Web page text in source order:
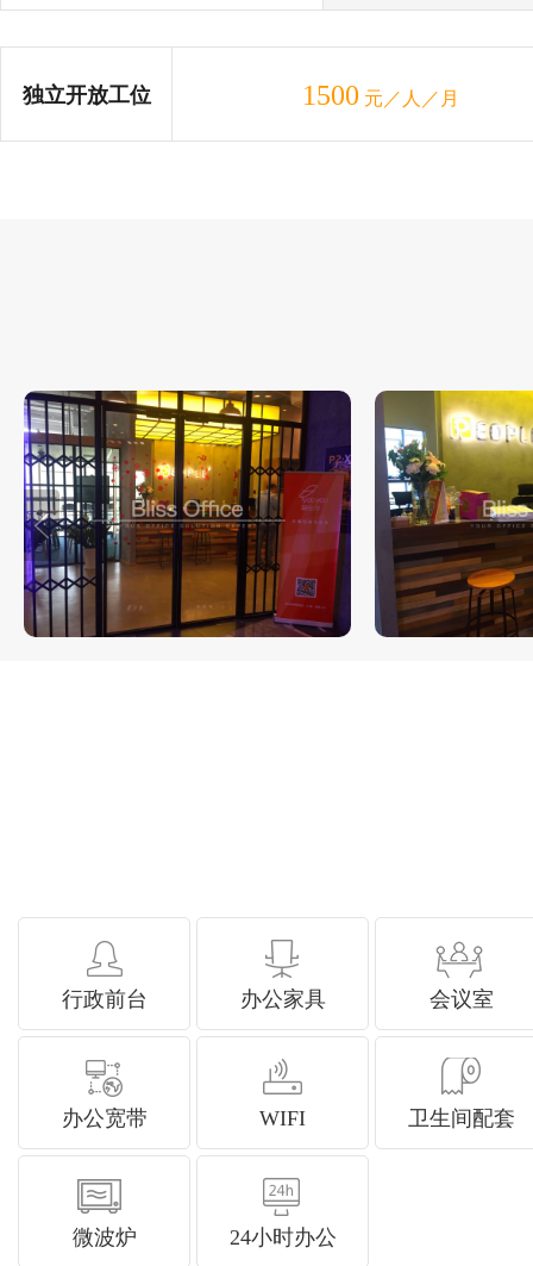
独立开放工位 1500 元／人／月
行政前台 办公家具 会议室
办公宽带 WIFI 卫生间配套
微波炉 24小时办公